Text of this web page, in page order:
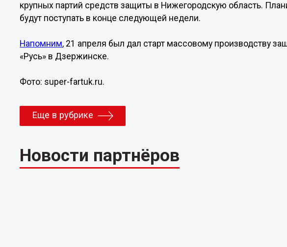
крупных партий средств защиты в Нижегородскую область.
будут поступать в конце следующей недели.
Напомним, 21 апреля был дал старт массовому производству
«Русь» в Дзержинске.
Фото: super-fartuk.ru.
Еще в рубрике
Новости партнёров